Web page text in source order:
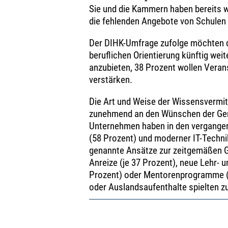
Sie und die Kammern haben bereits
die fehlenden Angebote von
Der DIHK-Umfrage zufolge
beruflichen Orientierung künftig
anzubieten, 38 Prozent wollen
verstärken.
Die Art und Weise der
zunehmend an den Wünschen der
Unternehmen haben in den
(58 Prozent) und moderner IT-
genannte Ansätze zur zeitgemäßen
Anreize (je 37 Prozent), neue Lehr-
Prozent) oder Mentorenprogramme
oder Auslandsaufenthalte spielten